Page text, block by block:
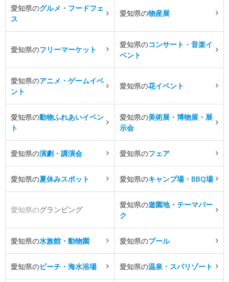
愛知県のグルメ・フードフェ
ス
愛知県の物産展
愛知県のフリーマーケット
愛知県のコンサート・音楽イ
ベント
愛知県のアニメ・ゲームイベ
ント
愛知県の花イベント
愛知県の動物ふれあいイベン
ト
愛知県の美術展・博物展・展
示会
愛知県の演劇・講演会 愛知県のフェア
愛知県の夏休みスポット 愛知県のキャンプ場・BBQ場
愛知県のグランピング
愛知県の遊園地・テーマパー
ク
愛知県の水族館・動物園 愛知県のプール
愛知県のビーチ・海水浴場 愛知県の温泉・スパリゾート